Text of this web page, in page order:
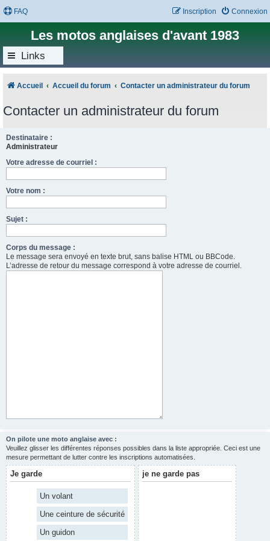
FAQ Connexion
Inscription
Les motos anglaises d'avant 1983
Links
Accueil Accueil du forum Contacter un administrateur du forum
Contacter un administrateur du forum
Destinataire :
Administrateur
Votre adresse de courriel :
Votre nom :
Sujet :
Corps du message :
Le message sera envoyé en texte brut, sans balise HTML ou BBCode.
L’adresse de retour du message correspond à votre adresse de courriel.
On pilote une moto anglaise avec :
Veuillez glisser les différentes réponses possibles dans la liste appropriée. Ceci est une
mesure permettant de lutter contre les inscriptions automatisées.
Je garde
Un volant
Une ceinture de sécurité
Un guidon
je ne garde pas